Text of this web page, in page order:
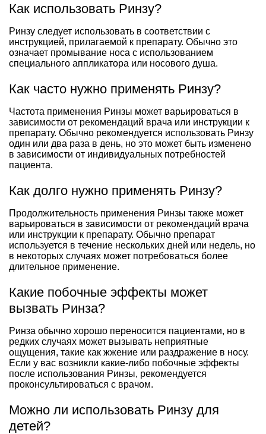
Как использовать Ринзу?
Ринзу следует использовать в соответствии с
инструкцией, прилагаемой к препарату. Обычно это
означает промывание носа с использованием
специального аппликатора или носового душа.
Как часто нужно применять Ринзу?
Частота применения Ринзы может варьироваться в
зависимости от рекомендаций врача или инструкции к
препарату. Обычно рекомендуется использовать Ринзу
один или два раза в день, но это может быть изменено
в зависимости от индивидуальных потребностей
пациента.
Как долго нужно применять Ринзу?
Продолжительность применения Ринзы также может
варьироваться в зависимости от рекомендаций врача
или инструкции к препарату. Обычно препарат
используется в течение нескольких дней или недель, но
в некоторых случаях может потребоваться более
длительное применение.
Какие побочные эффекты может
вызвать Ринза?
Ринза обычно хорошо переносится пациентами, но в
редких случаях может вызывать неприятные
ощущения, такие как жжение или раздражение в носу.
Если у вас возникли какие-либо побочные эффекты
после использования Ринзы, рекомендуется
проконсультироваться с врачом.
Можно ли использовать Ринзу для
детей?